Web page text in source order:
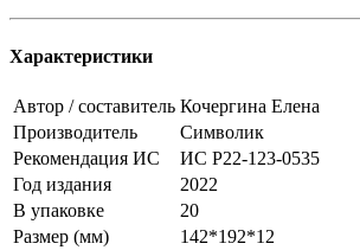
Характеристики
Автор / составитель Кочергина Елена
Производитель
Символик
Рекомендация ИС
ИС Р22-123-0535
Год издания
2022
В упаковке
20
Размер (мм)
142*192*12